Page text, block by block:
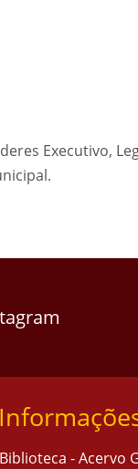
Executivo,
Biblioteca - Acervo